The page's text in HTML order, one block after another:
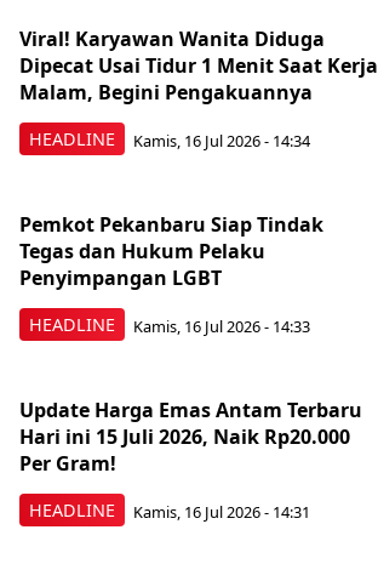
HEADLINE
Viral! Karyawan Wanita Diduga
Dipecat Usai Tidur 1 Menit Saat Kerja
Malam, Begini Pengakuannya
Kamis, 16 Jul 2026 - 14:34
HEADLINE
Pemkot Pekanbaru Siap Tindak
Tegas dan Hukum Pelaku
Penyimpangan LGBT
Kamis, 16 Jul 2026 - 14:33
HEADLINE
Update Harga Emas Antam Terbaru
Hari ini 15 Juli 2026, Naik Rp20.000
Per Gram!
Kamis, 16 Jul 2026 - 14:31